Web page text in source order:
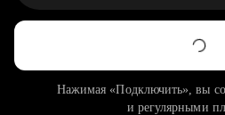
Нажимая «Подключить», вы
и регулярными